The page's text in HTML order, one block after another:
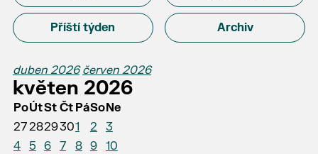
Příští týden Archiv
duben 2026 červen 2026
květen 2026
PoÚtSt Čt PáSoNe
272829301 2
3
4
5 6 7 8 9
10